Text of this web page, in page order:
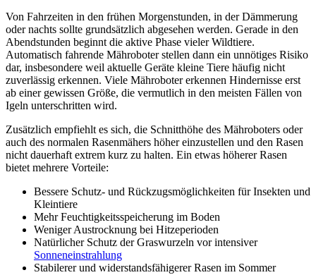
Von Fahrzeiten in den frühen Morgenstunden, in der Dämmerung
oder nachts sollte grundsätzlich abgesehen werden. Gerade in den
Abendstunden beginnt die aktive Phase vieler Wildtiere.
Automatisch fahrende Mähroboter stellen dann ein unnötiges Risiko
dar, insbesondere weil aktuelle Geräte kleine Tiere häufig nicht
zuverlässig erkennen. Viele Mähroboter erkennen Hindernisse erst
ab einer gewissen Größe, die vermutlich in den meisten Fällen von
Igeln unterschritten wird.
Zusätzlich empfiehlt es sich, die Schnitthöhe des Mähroboters oder
auch des normalen Rasenmähers höher einzustellen und den Rasen
nicht dauerhaft extrem kurz zu halten. Ein etwas höherer Rasen
bietet mehrere Vorteile:
Bessere Schutz- und Rückzugsmöglichkeiten für Insekten und
Kleintiere
Mehr Feuchtigkeitsspeicherung im Boden
Weniger Austrocknung bei Hitzeperioden
Natürlicher Schutz der Graswurzeln vor intensiver
Sonneneinstrahlung
Stabilerer und widerstandsfähigerer Rasen im Sommer